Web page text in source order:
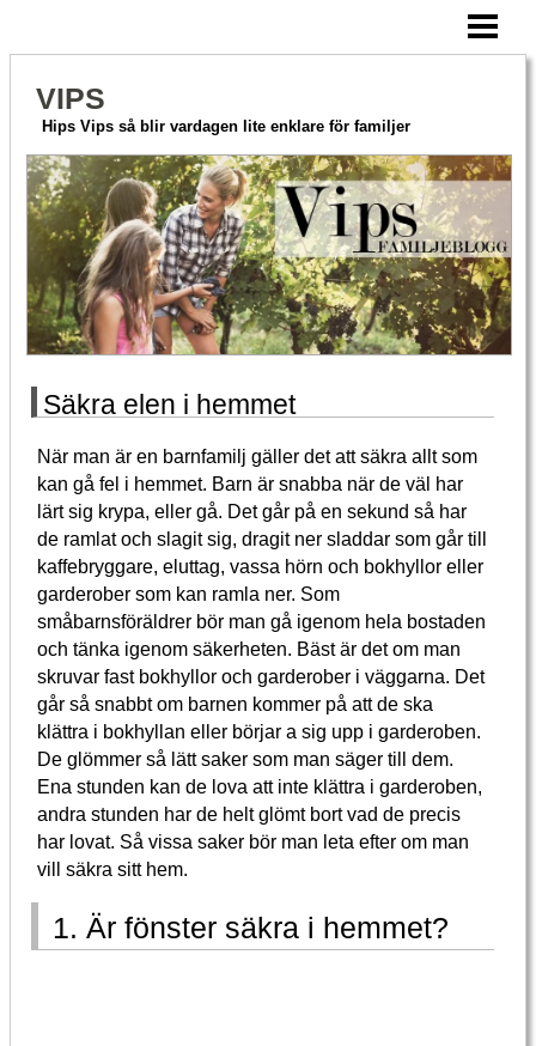
HITTA PÅ TILLSAMMANS
OM VIPS
BLOGG
VIPS
Hips Vips så blir vardagen lite enklare för familjer
Säkra elen i hemmet
När man är en barnfamilj gäller det att säkra allt som
kan gå fel i hemmet. Barn är snabba när de väl har
lärt sig krypa, eller gå. Det går på en sekund så har
de ramlat och slagit sig, dragit ner sladdar som går till
kaffebryggare, eluttag, vassa hörn och bokhyllor eller
garderober som kan ramla ner. Som
småbarnsföräldrer bör man gå igenom hela bostaden
och tänka igenom säkerheten. Bäst är det om man
skruvar fast bokhyllor och garderober i väggarna. Det
går så snabbt om barnen kommer på att de ska
klättra i bokhyllan eller börjar a sig upp i garderoben.
De glömmer så lätt saker som man säger till dem.
Ena stunden kan de lova att inte klättra i garderoben,
andra stunden har de helt glömt bort vad de precis
har lovat. Så vissa saker bör man leta efter om man
vill säkra sitt hem.
1. Är fönster säkra i hemmet?